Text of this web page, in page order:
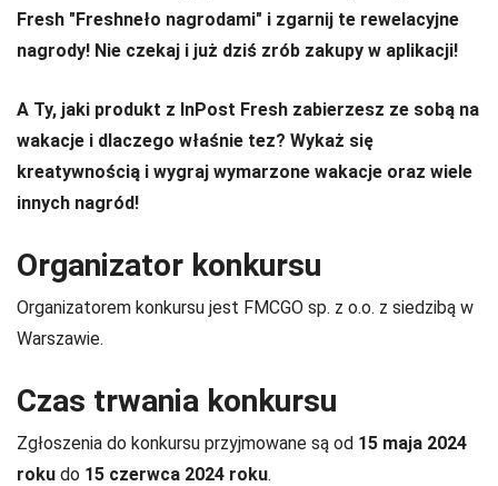
Fresh "Freshneło nagrodami" i zgarnij te rewelacyjne
nagrody! Nie czekaj i już dziś zrób zakupy w aplikacji!
A Ty, jaki produkt z InPost Fresh zabierzesz ze sobą na
wakacje i dlaczego właśnie tez? Wykaż się
kreatywnością i wygraj wymarzone wakacje oraz wiele
innych nagród!
Organizator konkursu
Organizatorem konkursu jest FMCGO sp. z o.o. z siedzibą w
Warszawie.
Czas trwania konkursu
Zgłoszenia do konkursu przyjmowane są od 15 maja 2024
roku do 15 czerwca 2024 roku.